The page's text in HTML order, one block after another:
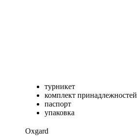
турникет
комплект принадлежностей
паспорт
упаковка
Oxgard